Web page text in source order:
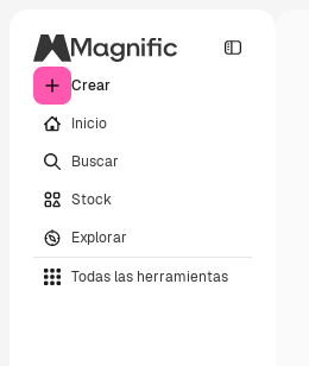
Crear
Inicio
Buscar
Stock
Explorar
Todas las herramientas